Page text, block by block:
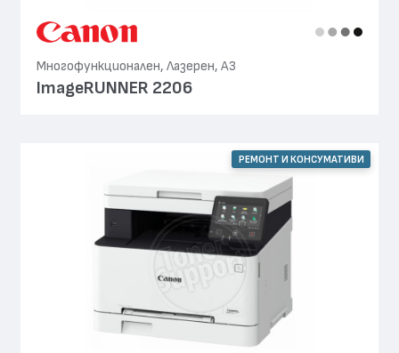
Многофункционален, Лазерен, А3
ImageRUNNER 2206
РЕМОНТ И КОНСУМАТИВИ